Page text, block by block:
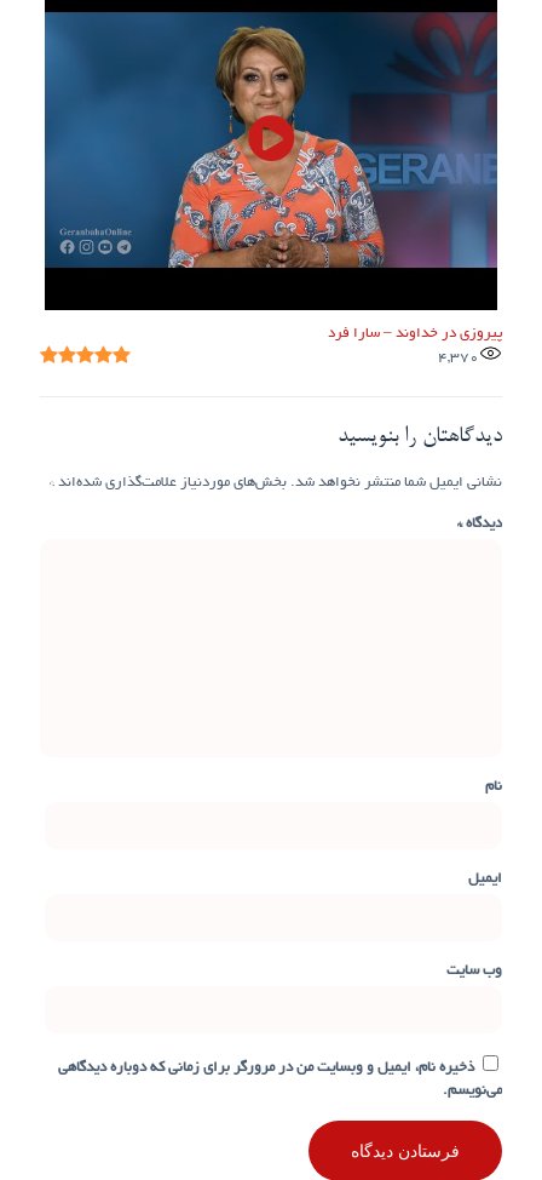
پیروزی در خداوند – سارا فرد
4,370
دیدگاهتان را بنویسید
نشانی ایمیل شما منتشر نخواهد شد. بخش‌های موردنیاز علامت‌گذاری شده‌اند *
دیدگاه*
نام
ایمیل
وب‌ سایت
ذخیره نام، ایمیل و وبسایت من در مرورگر برای زمانی که دوباره دیدگاهی
می‌نویسم.